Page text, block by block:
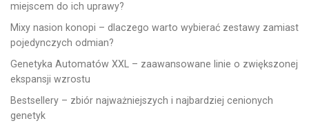
miejscem do ich uprawy?
Mixy nasion konopi – dlaczego warto wybierać zestawy zamiast
pojedynczych odmian?
Genetyka Automatów XXL – zaawansowane linie o zwiększonej
ekspansji wzrostu
Bestsellery – zbiór najważniejszych i najbardziej cenionych
genetyk